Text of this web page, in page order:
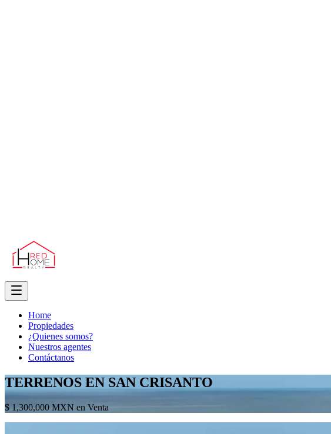
Home
Propiedades
¿Quienes somos?
Nuestros agentes
Contáctanos
TERRENOS EN SAN CRISANTO
$ 1,300,000 MXN en Venta